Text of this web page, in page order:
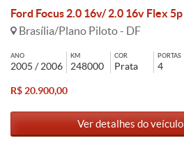
Ford Focus 2.0 16v/ 2.0 16v Flex 5p
Brasília/Plano Piloto - DF
ANO
2005 / 2006
KM
248000
COR
Prata
PORTAS
4
R$ 20.900,00
Ver detalhes do veículo